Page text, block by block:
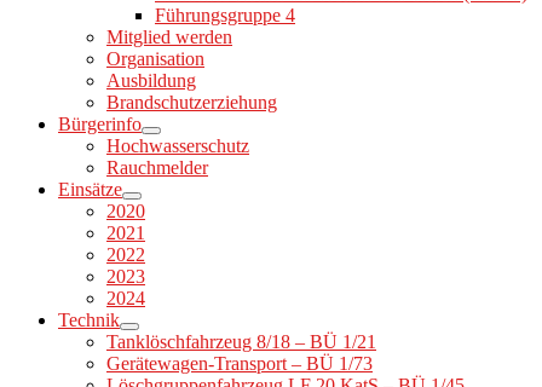
Führungsgruppe 4
Mitglied werden
Organisation
Ausbildung
Brandschutzerziehung
Bürgerinfo
Hochwasserschutz
Rauchmelder
Einsätze
2020
2021
2022
2023
2024
Technik
Tanklöschfahrzeug 8/18 – BÜ 1/21
Gerätewagen-Transport – BÜ 1/73